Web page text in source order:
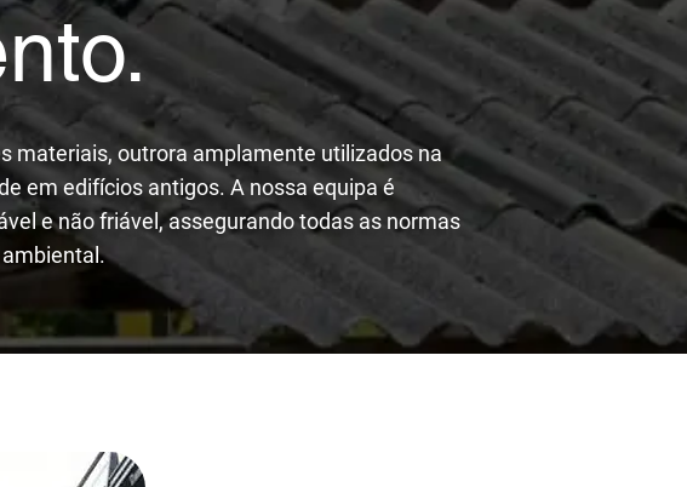
materiais, outrora amplamente utilizados na
em edifícios antigos. A nossa equipa é
e não friável, assegurando todas as normas